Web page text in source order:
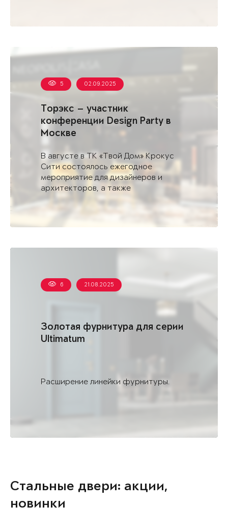
Торэкс — участник
конференции Design Party в
Москве
5 02.09.2025
В августе в ТК «Твой Дом» Крокус
Сити состоялось ежегодное
мероприятие для дизайнеров и
архитекторов, а также
профессиональных сообществ,
вовлеченных в создание ...
Золотая фурнитура для серии
Ultimatum
6 21.08.2025
Расширение линейки фурнитуры.
Стальные двери: акции,
новинки